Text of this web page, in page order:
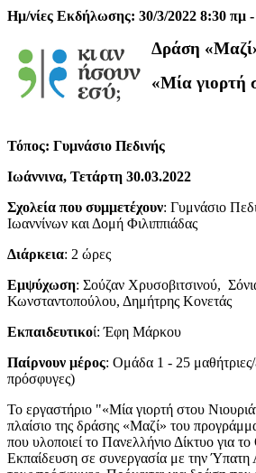
Ημ/νίες Εκδήλωσης: 30/3/2022 8:30 πμ
Δράση
«Μία γιορτή
Τόπος: Γυμνάσιο Πεδινής
Ιωάννινα, Τετάρτη 30.03.2022
Σχολεία που συμμετέχουν: Γυμνάσιο
Ιωαννίνων και Δομή Φιλιππιάδας
Διάρκεια: 2 ώρες
Εμψύχωση: Σούζαν Χρυσοβιτσινού,
Κωνσταντοπούλου, Δημήτρης Κονετάς
Εκπαιδευτικοί: Έφη Μάρκου
Παίρνουν μέρος: Ομάδα 1 - 25 μαθήτριες/
πρόσφυγες)
Το εργαστήριο "«Μία γιορτή στου
πλαίσιο της δράσης «Μαζί» του
που υλοποιεί το Πανελλήνιο Δίκτυο για
Εκπαίδευση σε συνεργασία με την